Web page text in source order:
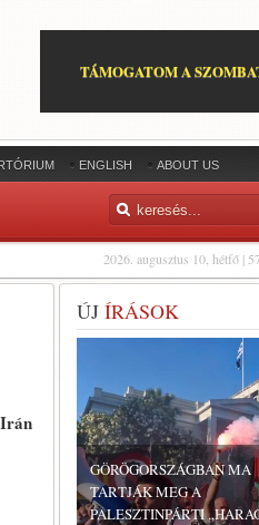
TÁMOGATOM A
ENGLISH ABOUT US
2026. augusztus 10, hétfő |
ÚJ ÍRÁSOK
GÖRÖGORSZÁGBAN MA
TARTJÁK MEG A
PALESZTINPÁRTI